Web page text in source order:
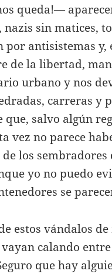
queda!—
sin matices,
por antisistemas y,
de la libertad,
urbano y nos
carreras y
que, salvo algún
vez no parece
los sembradores
yo no puedo
se
estos vándalos
calando
que hay